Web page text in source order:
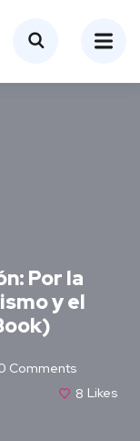
Por la
y el
Comments
8 Likes